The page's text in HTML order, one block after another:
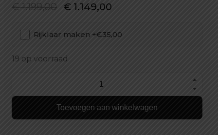
€1.199,00 Oorspronkelijke
was:
€ 1.149,00
is:
Rijklaar maken +€35,00
19 op voorraad
Elektrische
Toevoegen aan winkelwagen